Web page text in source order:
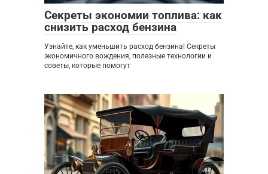
Секреты экономии топлива: как
снизить расход бензина
Узнайте, как уменьшить расход бензина! Секреты
экономичного вождения, полезные технологии и
советы, которые помогут